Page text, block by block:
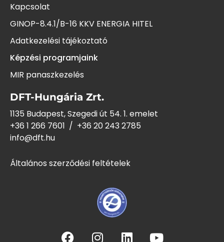
Kapcsolat
GINOP-8.4.1/B-16 KKV ENERGIA HITEL
Adatkezelési tájékoztató
Képzési programjaink
MIR panaszkezelés
DFT-Hungária Zrt.
1135 Budapest, Szegedi út 54. 1. emelet
+36 1 266 7601 / +36 20 243 2785
info@dft.hu
Általános szerződési feltételek